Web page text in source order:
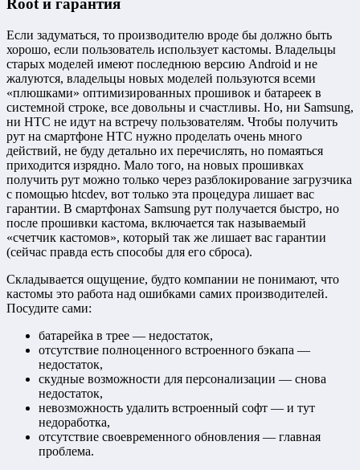
Root и гарантия
Если задуматься, то производителю вроде бы должно быть
хорошо, если пользователь использует кастомы. Владельцы
старых моделей имеют последнюю версию Android и не
жалуются, владельцы новых моделей пользуются всеми
«плюшками» оптимизированных прошивок и батареек в
системной строке, все довольны и счастливы. Но, ни Samsung,
ни HTC не идут на встречу пользователям. Чтобы получить
рут на смартфоне НТС нужно проделать очень много
действий, не буду детально их перечислять, но помаяться
приходится изрядно. Мало того, на новых прошивках
получить рут можно только через разблокирование загрузчика
с помощью htcdev, вот только эта процедура лишает вас
гарантии. В смартфонах Samsung рут получается быстро, но
после прошивки кастома, включается так называемый
«счетчик кастомов», который так же лишает вас гарантии
(сейчас правда есть способы для его сброса).
Складывается ощущение, будто компании не понимают, что
кастомы это работа над ошибками самих производителей.
Посудите сами:
батарейка в трее — недостаток,
отсутствие полноценного встроенного бэкапа —
недостаток,
скудные возможности для персонализации — снова
недостаток,
невозможность удалить встроенный софт — и тут
недоработка,
отсутствие своевременного обновления — главная
проблема.